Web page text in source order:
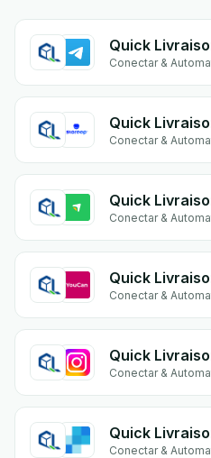
Quick
Conectar &
Quick
Conectar &
Quick
Conectar &
Quick
Conectar &
Quick
Conectar &
Quick
Conectar &